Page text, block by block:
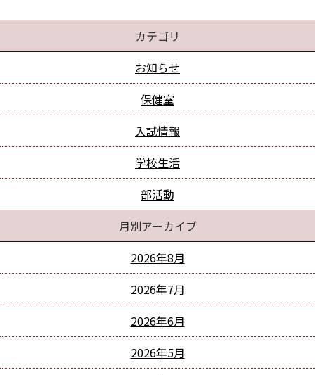
カテゴリ
お知らせ
保健室
入試情報
学校生活
部活動
月別アーカイブ
2026年8月
2026年7月
2026年6月
2026年5月